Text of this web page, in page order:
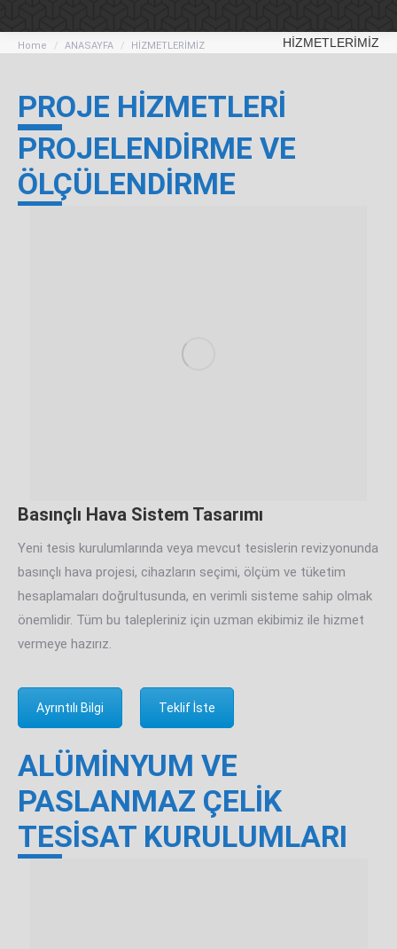
You are here:
Home ANASAYFA HİZMETLERİMİZ HİZMETLERİMİZ
PROJE HİZMETLERİ
PROJELENDİRME VE
ÖLÇÜLENDİRME
Basınçlı Hava Sistem Tasarımı
Yeni tesis kurulumlarında veya mevcut tesislerin revizyonunda
basınçlı hava projesi, cihazların seçimi, ölçüm ve tüketim
hesaplamaları doğrultusunda, en verimli sisteme sahip olmak
önemlidir. Tüm bu talepleriniz için uzman ekibimiz ile hizmet
vermeye hazırız.
Ayrıntılı Bilgi Teklif İste
ALÜMİNYUM VE
PASLANMAZ ÇELİK
TESİSAT KURULUMLARI